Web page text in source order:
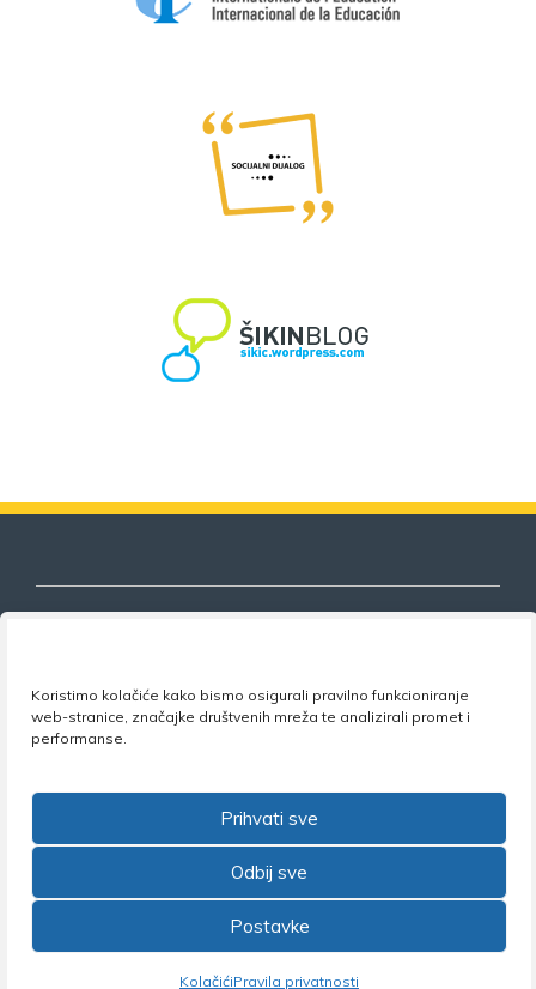
Koristimo kolačiće kako bismo osigurali pravilno funkcioniranje
web-stranice, značajke društvenih mreža te analizirali promet i
performanse.
Prihvati sve
Odbij sve
Postavke
KolačićiPravila privatnosti
Nezavisni sindikat znanosti i visokog
obrazovanja
Zagreb •Tel: +385 1 4847 337 •Email: uprava@nsz.hr
©2026 Nezavisni sindikat znanosti i visokog obrazovanja